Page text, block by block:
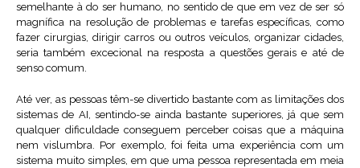
semelhante à do ser humano, no sentido de que em vez de ser só
magnífica na resolução de problemas e tarefas específicas, como
fazer cirurgias, dirigir carros ou outros veículos, organizar cidades,
seria também excecional na resposta a questões gerais e até de
senso comum.
Até ver, as pessoas têm-se divertido bastante com as limitações dos
sistemas de AI, sentindo-se ainda bastante superiores, já que sem
qualquer dificuldade conseguem perceber coisas que a máquina
nem vislumbra. Por exemplo, foi feita uma experiência com um
sistema muito simples, em que uma pessoa representada em meia